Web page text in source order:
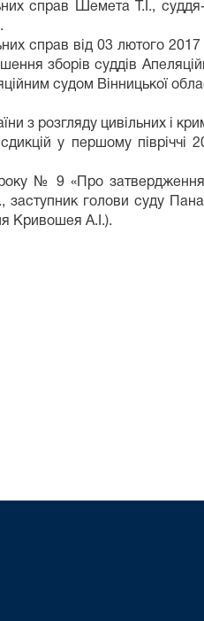
справ Шемета Т.І.,
справ від 03 лютого
зборів суддів
судом Вінницької
з розгляду цивільних і
у першому півріччі
року № 9 «Про затвердження
заступник голови суду
Кривошея А.І.).